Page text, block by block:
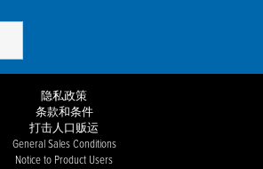
隐私政策
条款和条件
打击人口贩运
General Sales Conditions
Notice to Product Users